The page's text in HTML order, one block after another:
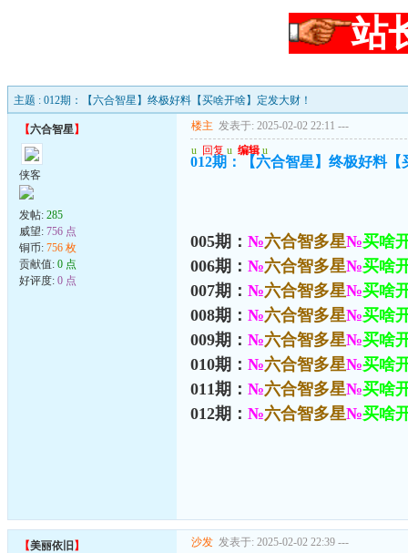
站
主题 : 012期：【六合智星】终极好料【买啥开啥】定发大财！
【六合智星】
侠客
发帖: 285
威望: 756 点
铜币: 756 枚
贡献值: 0 点
好评度: 0 点
楼主 发表于: 2025-02-02 22:11 ---
u 回复 u 编辑 u
012期：【六合智星】终极好料
005期： №六合智多星№买啥
006期： №六合智多星№买啥
007期： №六合智多星№买啥
008期： №六合智多星№买啥
009期： №六合智多星№买啥
010期： №六合智多星№买啥
011期： №六合智多星№买啥
012期： №六合智多星№买啥
【美丽依旧 】 沙发 发表于: 2025-02-02 22:39 ---